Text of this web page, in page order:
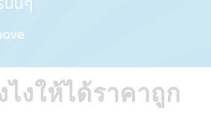
ไงให้ได้ราคาถูก